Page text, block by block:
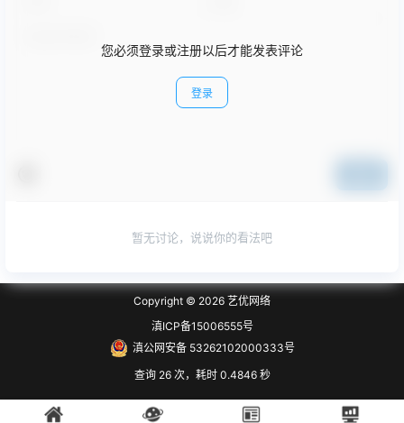
您必须登录或注册以后才能发表评论
登录
暂无讨论，说说你的看法吧
Copyright © 2026 艺优网络
滇ICP备15006555号
滇公网安备 53262102000333号
查询 26 次，耗时 0.4846 秒